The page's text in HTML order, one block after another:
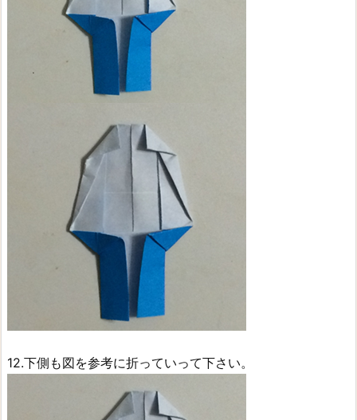
12.下側も図を参考に折っていって下さい。